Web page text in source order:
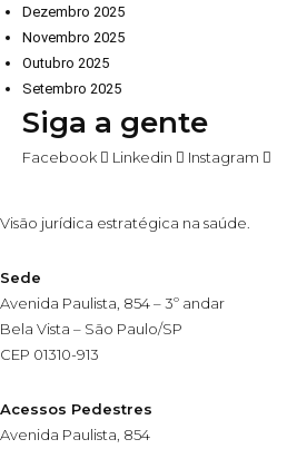
Dezembro 2025
Novembro 2025
Outubro 2025
Setembro 2025
Siga a gente
Facebook Linkedin Instagram
Visão jurídica estratégica na saúde.
Sede
Avenida Paulista, 854 – 3º andar
Bela Vista – São Paulo/SP
CEP 01310-913
Acessos Pedestres
Avenida Paulista, 854